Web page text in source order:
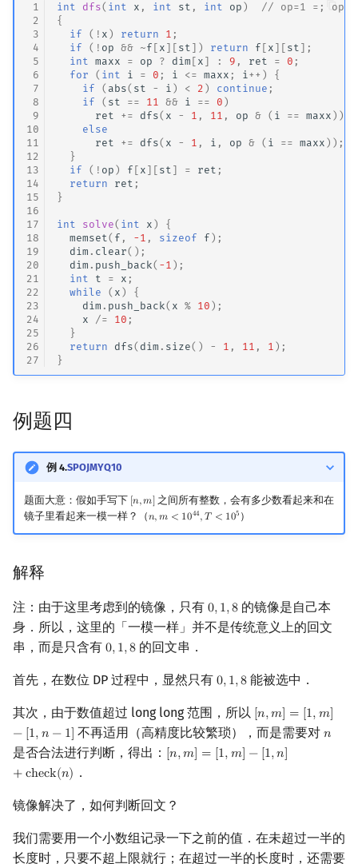
1
2
3
4
5
6
7
8
9
10
11
12
13
14
15
16
17
18
19
20
21
22
23
24
25
26
27
int dfs( int x , int st , int op )
// op=1 =;
{
if
( ! x ) return 1 ;
if
( ! op && ~f [ x ][ st ]) return f [ x ][ st ];
int
maxx = op ? dim [ x ] : 9 , ret = 0 ;
for
( int i = 0 ; i <= maxx ; i++ )
{
if
( abs( st - i ) < 2 ) continue ;
if
( st == 11 && i == 0 )
ret
+= dfs( x - 1 , 11 , op & ( i == maxx ));
else
ret
+= dfs( x - 1 , i , op & ( i == maxx ));
}
if
( ! op ) f [ x ][ st ] = ret ;
return
ret ;
}
int solve( int x )
{
memset( f , -1 , sizeof f );
dim . clear();
dim . push_back( -1 );
int
t = x ;
while
( x )
{
dim . push_back( x % 10 );
x
/= 10 ;
}
return
dfs( dim . size() - 1 , 11 , 1 );
}
例题四
例 4.SPOJMYQ10
题面大意：假如手写下 [𝑛,𝑚]
[n,m] 之间所有整数，会有多少数看起来和在
镜子里看起来一模一样？（𝑛,𝑚 < 1044,𝑇 < 105
n, m< 10 44,T< 10 5 ）
解释
注：由于这里考虑到的镜像，只有 0,1,8
0,1,8
的镜像是自己本
身．所以，这里的「一模一样」并不是传统意义上的回文
串，而是只含有 0,1,8
0,1,8 的回文串．
首先，在数位 DP 过程中，显然只有 0,1,8
0,1,8 能被选中．
其次，由于数值超过 long long 范围，所以 [𝑛,𝑚] = [1,𝑚]
− [1,𝑛 − 1]
[n,m] [1 m] −[1
不再适用（高精度比较繁琐），而是需要对𝑛
n
是否合法进行判断，得出： [𝑛,𝑚] = [1,𝑚] − [1,𝑛]
+check(𝑛)
[n,m] [1 m] −[1 n] +check
．
镜像解决了，如何判断回文？
我们需要用一个小数组记录一下之前的值．在未超过一半的
长度时，只要不超上限就行；在超过一半的长度时，还需要